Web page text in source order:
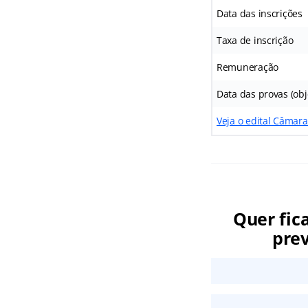
Data das inscrições
Taxa de inscrição
Remuneração
Data das provas
Veja o edital
Quer